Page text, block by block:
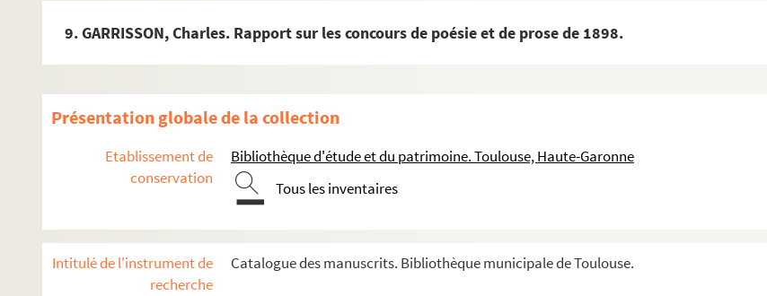
9. GARRISSON, Charles. Rapport sur les concours de poésie et de prose de 1898.
Présentation globale de la collection
Etablissement de
conservation
Bibliothèque d'étude et du patrimoine. Toulouse, Haute-Garonne
Tous les inventaires
Intitulé de l'instrument de
recherche
Catalogue des manuscrits. Bibliothèque municipale de Toulouse.
Ms. 3408 (A). « Ordre impérial de la Légion d’Honneur ». M. Fabre Victor Guillaume, receveur particulier des finan...
Ms. 3411 (B). Ministère de la Guerre. « Permission de mariage » accordée à M. Odier, capitaine de seconde classe d...
Ms. 3413. Joseph Delteil. Notes, brouillons et manuscrit autographe del’Éloge de Clémence Isaure, la parfaite...
Ms. 3414 (C). LACROIX, Adrien. « Catalogue des oiseaux du département de Haute Garonne. »
Ms. 3416 (C). Famille Burgaud. Livres de raison (1740-1840)
Ms. 3417 (C). Images de Paris (1919 – 1923)